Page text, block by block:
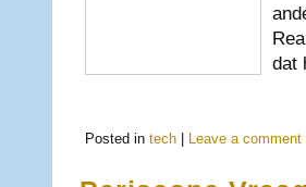
dat
Posted in tech Leave a comment